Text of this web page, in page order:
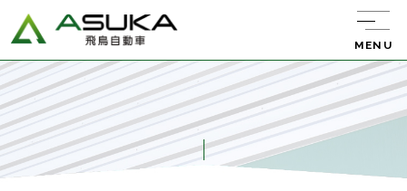
MENU
飛鳥自動車について
サービス紹介